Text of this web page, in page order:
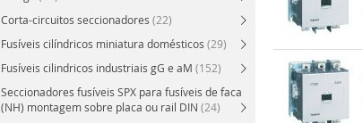
Corta-circuitos seccionadores (22)
Fusíveis cilíndricos miniatura domésticos (29)
Fusíveis cilindricos industriais gG e aM (152)
Seccionadores fusíveis SPX para fusíveis de faca
(NH) montagem sobre placa ou rail DIN (24)